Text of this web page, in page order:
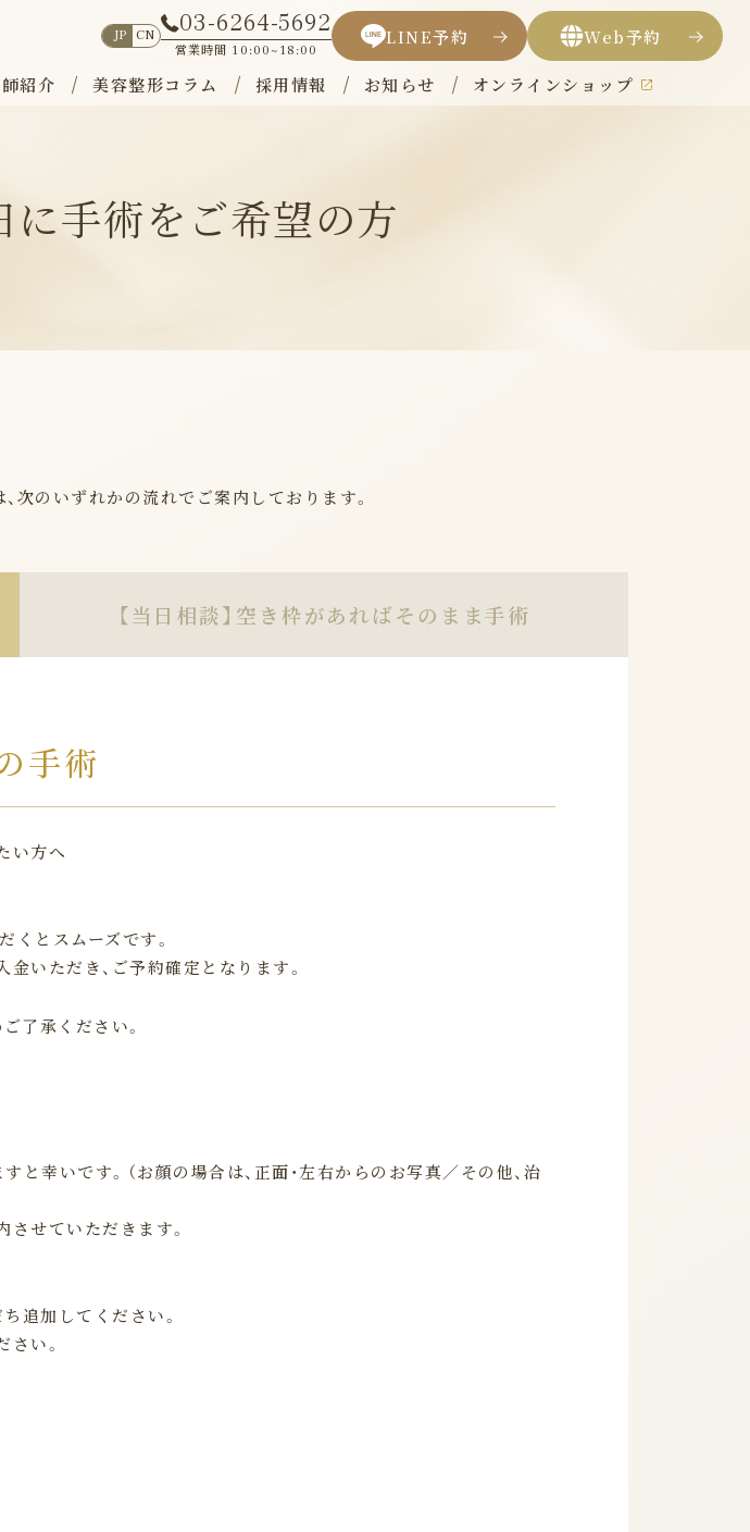
JP CN 03-6264-5692
営業時間 10:00~18:00
LINE予約 Web予約
紹介 美容整形コラム 採用情報 お知らせ オンラインショップ
に手術をご希望の方
次のいずれかの流れでご案内しております。
【当日相談】 空き枠があればそのまま手術
手術
い方へ
くとスムーズです。
いただき、ご予約確定となります。
了承ください。
幸いです。（お顔の場合は、正面・左右からのお写真／その他、治
せていただきます。
追加してください。
い。